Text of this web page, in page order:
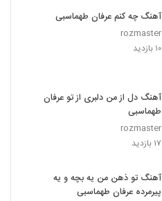
آهنگ چه کنم عرفان طهماسبی
rozmaster
۱۰ بازدید
آهنگ دل از من دلبری از تو عرفان
طهماسبی
rozmaster
۱۷ بازدید
آهنگ تو ذهن من یه بچه و یه
پیرمرده عرفان طهماسبی